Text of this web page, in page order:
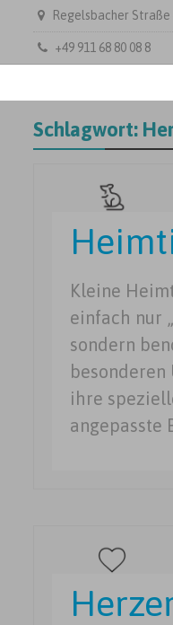
Regelsbacher Straße
+49 911 68 80 08 8
Schlagwort:
Kleine
einfach nur
sondern
besonderen
ihre
angepasste